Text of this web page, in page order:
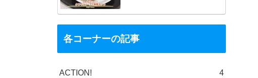
各コーナーの記事
ACTION! 4